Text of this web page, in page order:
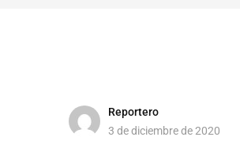
Reportero
3 de diciembre de 2020